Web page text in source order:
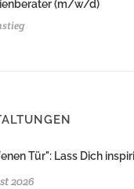
(m/w/d)
Tür": Lass Dich
2026